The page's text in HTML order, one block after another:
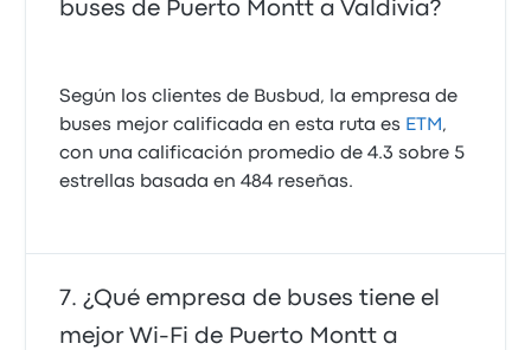
buses de Puerto Montt a Valdivia?
Según los clientes de Busbud, la empresa de
buses mejor calificada en esta ruta es ETM ,
con una calificación promedio de 4.3 sobre 5
estrellas basada en 484 reseñas.
¿Qué empresa de buses tiene el
mejor Wi-Fi de Puerto Montt a